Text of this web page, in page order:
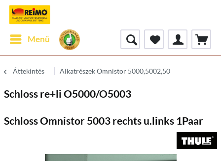
Menü
Áttekintés Alkatrészek Omnistor 5000,5002,50
Schloss re+li O5000/O5003
Schloss Omnistor 5003 rechts u.links 1Paar